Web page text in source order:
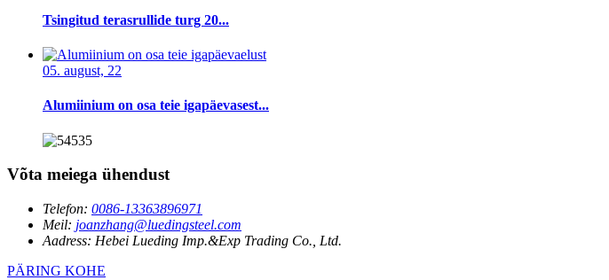
Tsingitud terasrullide turg 20...
05. august, 22
Alumiinium on osa teie igapäevasest...
Võta meiega ühendust
Telefon: 0086-13363896971
Meil: joanzhang@luedingsteel.com
Aadress: Hebei Lueding Imp.&Exp Trading Co., Ltd.
PÄRING KOHE